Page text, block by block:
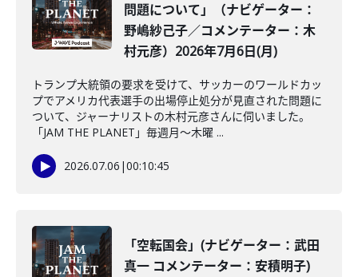
問題について」（ナビゲーター：
野嶋紗己子／コメンテーター：木
村元彦）2026年7月6日(月)
トランプ大統領の要求を受けて、サッカーのワールドカッ
プでアメリカ代表選手の出場停止処分が見直された問題に
ついて、ジャーナリストの木村元彦さんに伺いました。
「JAM THE PLANET」毎週月～木曜 ...
2026.07.06 |00:10:45
「空転国会」(ナビゲーター：武田
真一 コメンテーター：安積明子)